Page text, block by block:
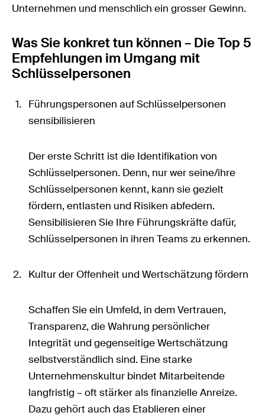
Unternehmen und menschlich ein grosser Gewinn.
Was Sie konkret tun können – Die Top 5
Empfehlungen im Umgang mit
Schlüsselpersonen
Führungspersonen auf Schlüsselpersonen
sensibilisieren
Der erste Schritt ist die Identifikation von
Schlüsselpersonen. Denn, nur wer seine/ihre
Schlüsselpersonen kennt, kann sie gezielt
fördern, entlasten und Risiken abfedern.
Sensibilisieren Sie Ihre Führungskräfte dafür,
Schlüsselpersonen in ihren Teams zu erkennen.
Kultur der Offenheit und Wertschätzung fördern
Schaffen Sie ein Umfeld, in dem Vertrauen,
Transparenz, die Wahrung persönlicher
Integrität und gegenseitige Wertschätzung
selbstverständlich sind. Eine starke
Unternehmenskultur bindet Mitarbeitende
langfristig – oft stärker als finanzielle Anreize.
Dazu gehört auch das Etablieren einer